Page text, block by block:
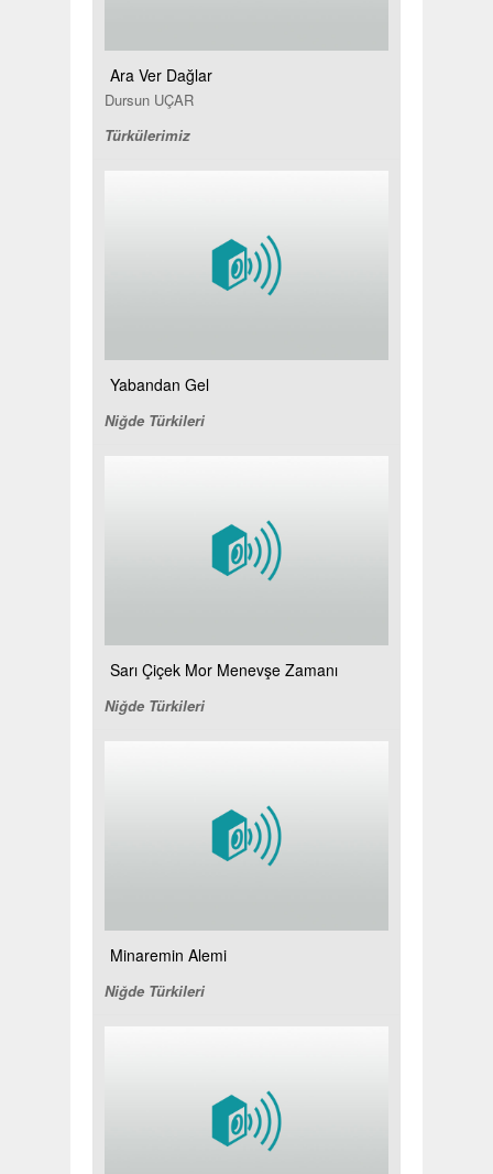
Ara Ver Dağlar
Dursun UÇAR
Türkülerimiz
Yabandan Gel
Niğde Türkileri
Sarı Çiçek Mor Menevşe Zamanı
Niğde Türkileri
Minaremin Alemi
Niğde Türkileri